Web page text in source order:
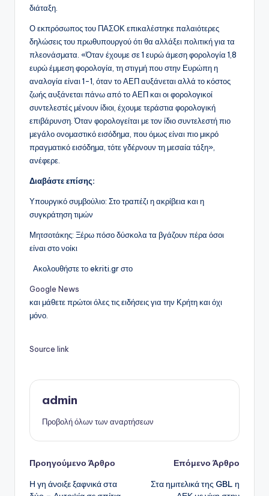
διάταξη.
Ο εκπρόσωπος του ΠΑΣΟΚ επικαλέστηκε παλαιότερες
δηλώσεις του πρωθυπουργού ότι θα αλλάξει πολιτική για τα
πλεονάσματα. «Όταν έχουμε σε 1 ευρώ άμεση φορολογία 1,8
ευρώ έμμεση φορολογία, τη στιγμή που στην Ευρώπη η
αναλογία είναι 1-1, όταν το ΑΕΠ αυξάνεται αλλά το κόστος
ζωής αυξάνεται πάνω από το ΑΕΠ και οι φορολογικοί
συντελεστές μένουν ίδιοι, έχουμε τεράστια φορολογική
επιβάρυνση. Όταν φορολογείται με τον ίδιο συντελεστή πιο
μεγάλο ονομαστικό εισόδημα, που όμως είναι πιο μικρό
πραγματικό εισόδημα, τότε γδέρνουν τη μεσαία τάξη»,
ανέφερε.
Διαβάστε επίσης:
Υπουργικό συμβούλιο: Στο τραπέζι η ακρίβεια και η
συγκράτηση τιμών
Μητσοτάκης: Ξέρω πόσο δύσκολα τα βγάζουν πέρα όσοι
είναι στο νοίκι
Ακολουθήστε το ekriti.gr στο
Google News
και μάθετε πρώτοι όλες τις ειδήσεις για την Κρήτη και όχι
μόνο.
Source link
admin
Προβολή όλων των αναρτήσεων
Πλοήγηση
δημοσιεύσεων
Προηγούμενο Άρθρο
Η γη άνοιξε ξαφνικά στα
Επόμενο Άρθρο
Στα ημιτελικά της GBL η